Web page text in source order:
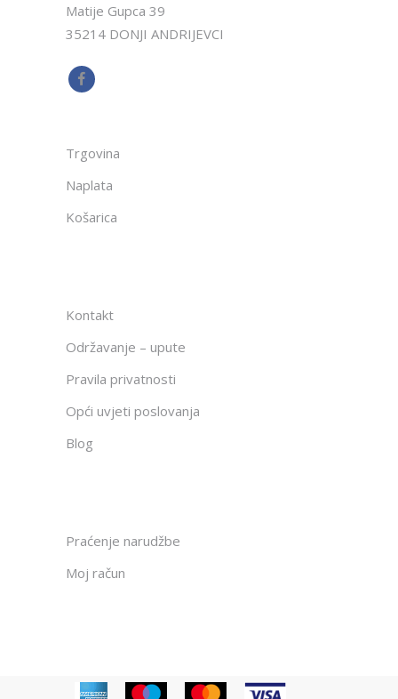
Matije Gupca 39
35214 DONJI ANDRIJEVCI
Trgovina
Naplata
Košarica
Kontakt
Održavanje – upute
Pravila privatnosti
Opći uvjeti poslovanja
Blog
Praćenje narudžbe
Moj račun